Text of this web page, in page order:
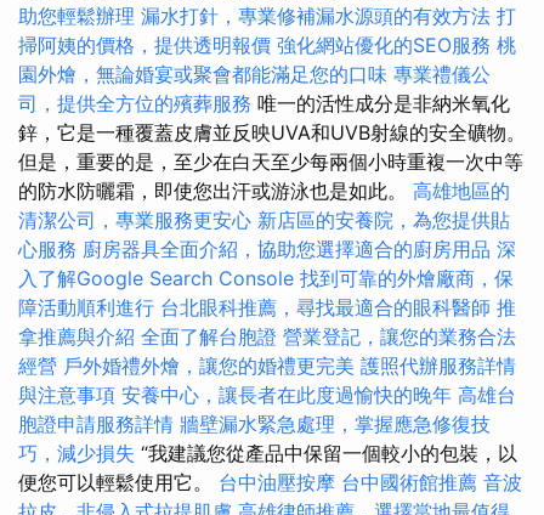
助您輕鬆辦理 漏水打針，專業修補漏水源頭的有效方法 打
掃阿姨的價格，提供透明報價 強化網站優化的SEO服務 桃
園外燴，無論婚宴或聚會都能滿足您的口味 專業禮儀公
司，提供全方位的殯葬服務 唯一的活性成分是非納米氧化
鋅，它是一種覆蓋皮膚並反映UVA和UVB射線的安全礦物。
但是，重要的是，至少在白天至少每兩個小時重複一次中等
的防水防曬霜，即使您出汗或游泳也是如此。 高雄地區的
清潔公司，專業服務更安心 新店區的安養院，為您提供貼
心服務 廚房器具全面介紹，協助您選擇適合的廚房用品 深
入了解Google Search Console 找到可靠的外燴廠商，保
障活動順利進行 台北眼科推薦，尋找最適合的眼科醫師 推
拿推薦與介紹 全面了解台胞證 營業登記，讓您的業務合法
經營 戶外婚禮外燴，讓您的婚禮更完美 護照代辦服務詳情
與注意事項 安養中心，讓長者在此度過愉快的晚年 高雄台
胞證申請服務詳情 牆壁漏水緊急處理，掌握應急修復技
巧，減少損失 “我建議您從產品中保留一個較小的包裝，以
便您可以輕鬆使用它。 台中油壓按摩 台中國術館推薦 音波